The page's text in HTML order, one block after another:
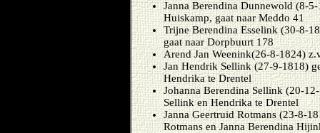
Janna Berendina Dunnewold (8-
Huiskamp, gaat naar Meddo 41
Trijne Berendina Esselink (30-8-
gaat naar Dorpbuurt 178
Arend Jan Weenink(26-8-1824)
Jan Hendrik Sellink (27-9-1818)
Hendrika te Drentel
Johanna Berendina Sellink (20-
Sellink en Hendrika te Drentel
Janna Geertruid Rotmans (23-8-
Rotmans en Janna Berendina